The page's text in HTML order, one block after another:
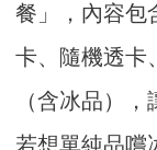
餐」，內容包
卡、隨機透卡
（含冰品）
若想單純品嚐